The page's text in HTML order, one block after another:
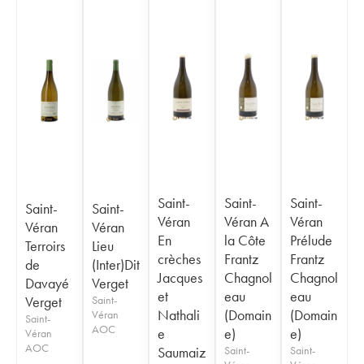
Saint-
Véran
Terroirs
de
Davayé
Verget
Saint-
Véran
AOC
Saint-
Véran
Lieu
(Inter)Dit
Verget
Saint-
Véran
AOC
Saint-
Véran
En
crèches
Jacques
et
Nathali
e
Saumaiz
Saint-
Véran A
la Côte
Frantz
Chagnol
eau
(Domain
e)
Saint-
Saint-
Véran
Prélude
Frantz
Chagnol
eau
(Domain
e)
Saint-